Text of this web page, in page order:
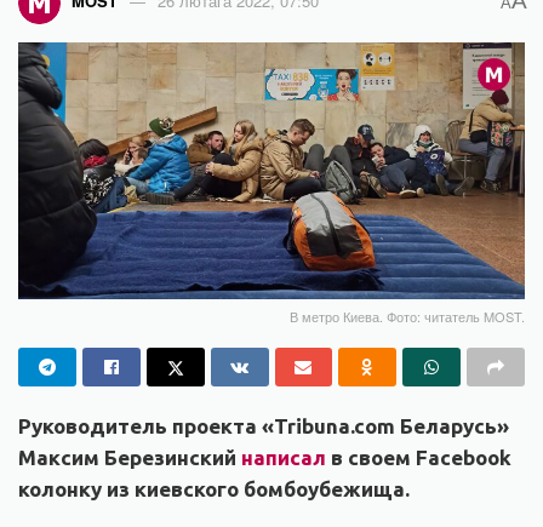
В метро Киева. Фото: читатель MOST.
Руководитель проекта «Tribuna.com Беларусь»
Максим Березинский написал в своем Facebook
колонку из киевского бомбоубежища.